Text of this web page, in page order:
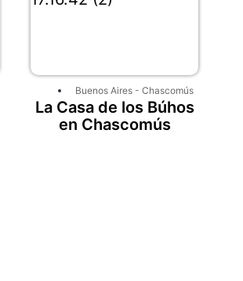
Buenos Aires- Chascomús
La Casa de los Búhos
en Chascomús